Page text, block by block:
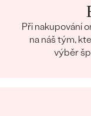
Při nakupování
na náš tým,
výběr